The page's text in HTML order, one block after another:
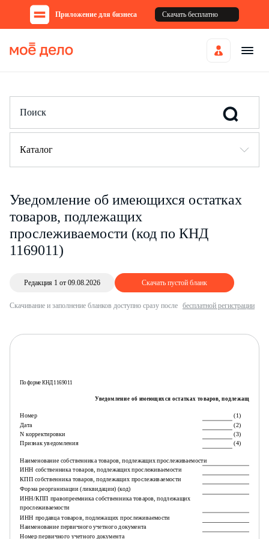
Приложение для бизнеса Скачать бесплатно
Каталог
Уведомление об имеющихся остатках
товаров, подлежащих
прослеживаемости (код по КНД
1169011)
Редакция 1 от 09.08.2026 Скачать пустой бланк
Скачивание и заполнение бланков доступно сразу после бесплатной регистрации
По форме КНД 1169011
Уведомление об имеющихся остатках товаров, подлежащих
Номер
(1)
Дата
(2)
N корректировки
(3)
Признак уведомления
(4)
Наименование собственника товаров, подлежащих прослеживаемости
ИНН собственника товаров, подлежащих прослеживаемости
КПП собственника товаров, подлежащих прослеживаемости
Форма реорганизации (ликвидации) (код)
ИНН/КПП правопреемника собственника товаров, подлежащих
прослеживаемости
ИНН продавца товаров, подлежащих прослеживаемости
Наименование первичного учетного документа
Номер первичного учетного документа